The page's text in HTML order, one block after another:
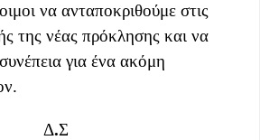
να ανταποκριθούμε στις
της νέας πρόκλησης και να
για ένα ακόμη
Δ.Σ